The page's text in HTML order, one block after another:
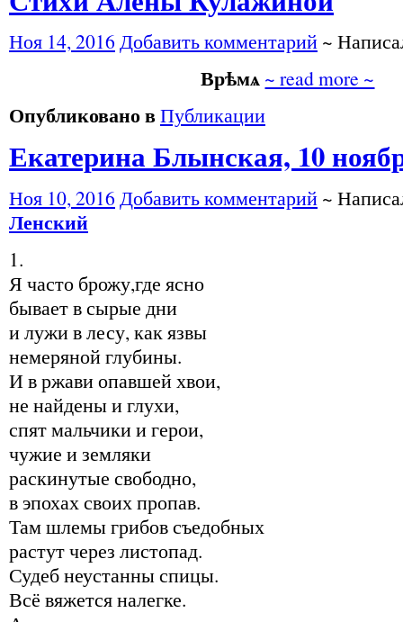
Ноя 14, 2016 Добавить комментарий ~
Врѣмѧ ~ read more ~
Опубликовано вПубликации
Екатерина Блынская, 10
Ноя 10, 2016 Добавить комментарий ~
Ленский
1.
Я часто брожу,где ясно
бывает в сырые дни
и лужи в лесу, как язвы
немеряной глубины.
И в ржави опавшей хвои,
не найдены и глухи,
спят мальчики и герои,
чужие и земляки
раскинутые свободно,
в эпохах своих пропав.
Там шлемы грибов съедобных
растут через листопад.
Судеб неустанны спицы.
Всё вяжется налегке.